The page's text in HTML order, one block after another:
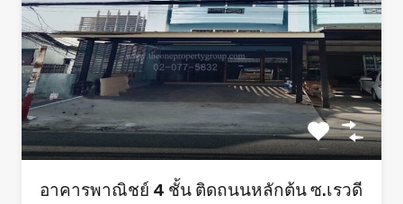
อาคารพาณิชย์ 4 ชั้น ติดถนนหลักต้น ซ.เรวดี